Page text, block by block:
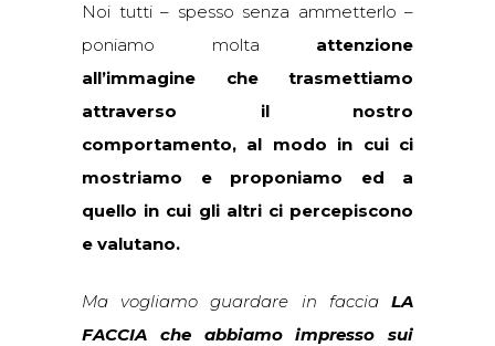
Noi tutti – spesso senza ammetterlo –
poniamo molta attenzione
all’immagine che trasmettiamo
attraverso il nostro
comportamento, al modo in cui ci
mostriamo e proponiamo
ed a
quello in cui gli altri ci percepiscono
e valutano.
Ma vogliamo guardare in faccia LA
FACCIA che abbiamo impresso sui